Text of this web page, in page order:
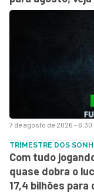
7 de agosto de 2026 - 6:30
TRIMESTRE DOS
Com tudo
quase dobra o
17,4 bilhões